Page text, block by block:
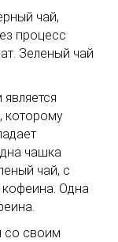
чай,
процесс
Зеленый чай
которому
чашка
чай, с
кофеина. Одна
со своим